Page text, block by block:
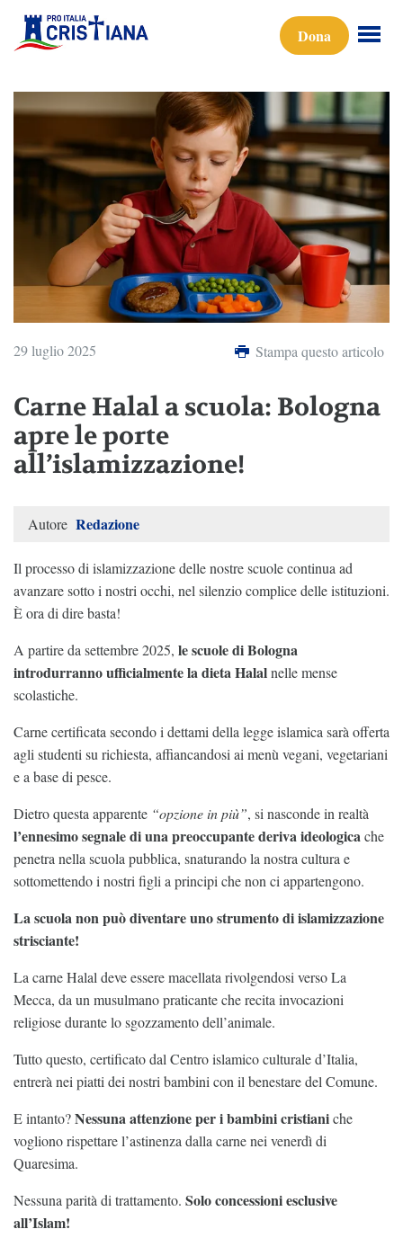
Dona
29 luglio 2025 Stampa questo articolo
Carne Halal a scuola: Bologna
apre le porte
all’islamizzazione!
Autore Redazione
Il processo di islamizzazione delle nostre scuole continua ad
avanzare sotto i nostri occhi, nel silenzio complice delle istituzioni.
È ora di dire basta!
A partire da settembre 2025, le scuole di Bologna
introdurranno ufficialmente la dieta Halalnelle mense
scolastiche.
Carne certificata secondo i dettami della legge islamica sarà offerta
agli studenti su richiesta, affiancandosi ai menù vegani, vegetariani
e a base di pesce.
Dietro questa apparente “opzione in più”, si nasconde in realtà
l’ennesimo segnale di una preoccupante deriva ideologicache
penetra nella scuola pubblica, snaturando la nostra cultura e
sottomettendo i nostri figli a principi che non ci appartengono.
La scuola non può diventare uno strumento di islamizzazione
strisciante!
La carne Halal deve essere macellata rivolgendosi verso La
Mecca, da un musulmano praticante che recita invocazioni
religiose durante lo sgozzamento dell’animale.
Tutto questo, certificato dal Centro islamico culturale d’Italia,
entrerà nei piatti dei nostri bambini con il benestare del Comune.
E intanto?Nessuna attenzione per i bambini cristianiche
vogliono rispettare l’astinenza dalla carne nei venerdì di
Quaresima.
Nessuna parità di trattamento. Solo concessioni esclusive
all’Islam!